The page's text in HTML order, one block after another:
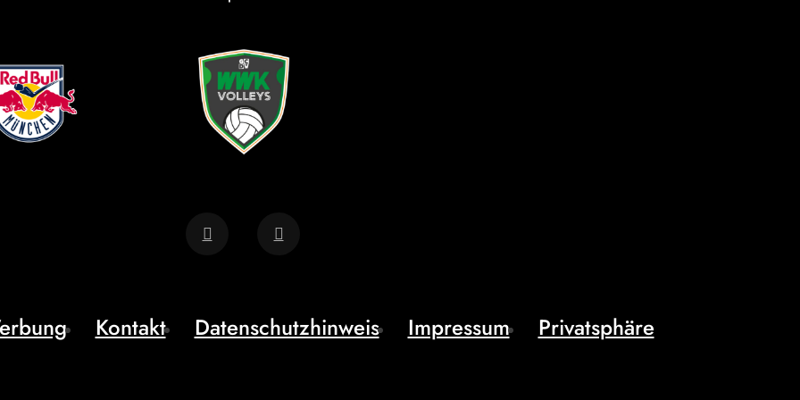
Kontakt Datenschutzhinweis Impressum Privatsphäre